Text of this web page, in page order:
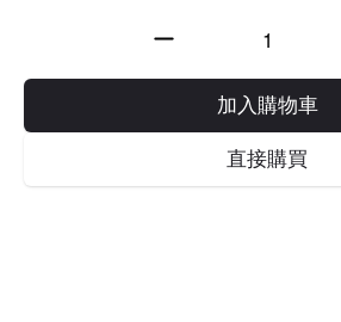
加入購物車
直接購買